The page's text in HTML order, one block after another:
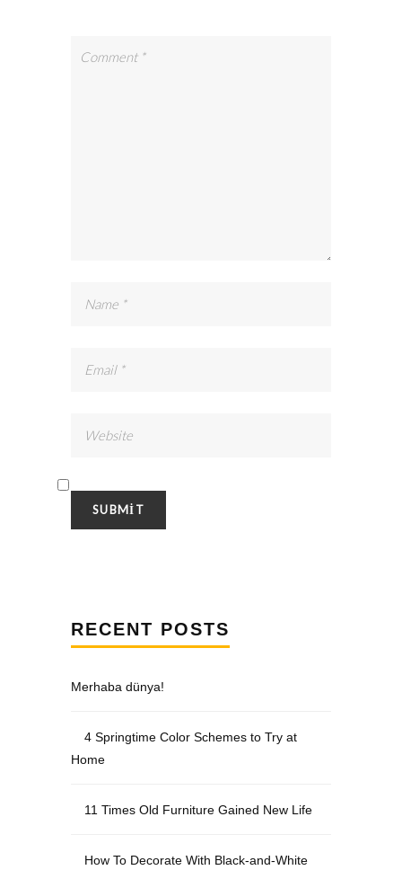
RECENT POSTS
Merhaba dünya!
4 Springtime Color Schemes to Try at
Home
11 Times Old Furniture Gained New Life
How To Decorate With Black-and-White